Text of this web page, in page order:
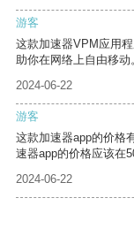
游客
这款加速器VPM应用
助你在网络上自由移动
2024-06-22
游客
这款加速器app的价格
速器app的价格应该在
2024-06-22